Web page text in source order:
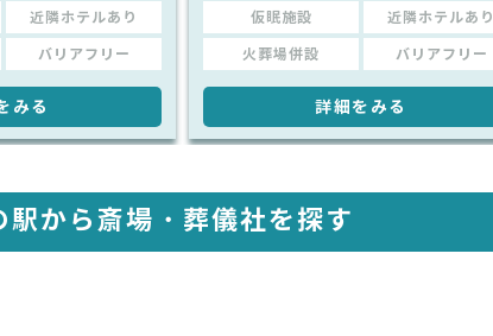
近隣ホテルあり
バリアフリー
みる
仮眠施設 近隣ホテルあり
火葬場併設 バリアフリー
詳細をみる
から 斎場・葬儀社を探す